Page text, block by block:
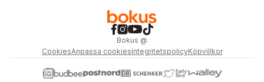
Bokus @
CookiesAnpassa cookiesIntegritetspolicyKöpvillkor